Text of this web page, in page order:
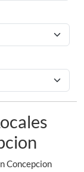
Concepcion